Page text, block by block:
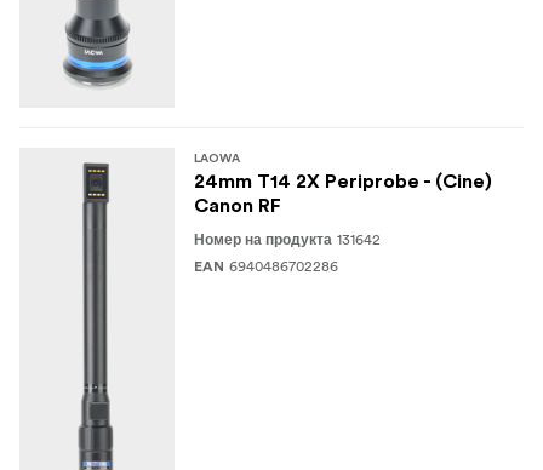
LAOWA
24mm T14 2X Periprobe - (Cine)
Canon RF
Номер на продукта 131642
EAN 6940486702286